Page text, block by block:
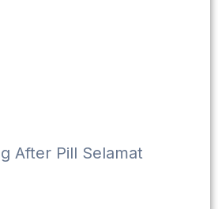
After Pill Selamat